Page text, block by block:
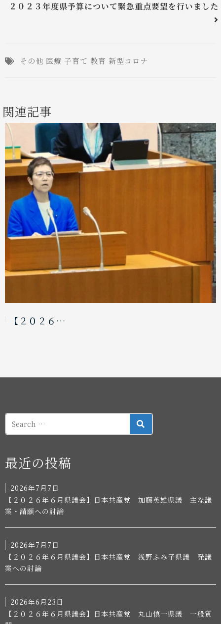
２０２３年度県予算について緊急重点要望を行いました
その他 医療 子育て 教育 新型コロナ
関連記事
【２０２６…
SEARCH
最近の投稿
2026年7月7日
【２０２６年６月県議会】日本共産党 加藤英雄県議 主な議
案・請願への討論
2026年7月7日
【２０２６年６月県議会】日本共産党 浅野ふみ子県議 発議
案への討論
2026年6月23日
【２０２６年６月県議会】日本共産党 丸山慎一県議 一般質